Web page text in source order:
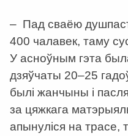
– Пад сваёю
400 чалавек, таму
У асноўным гэта
дзяўчаты 20–25
былі жанчыны і
за цяжкага
апынуліся на трасе,